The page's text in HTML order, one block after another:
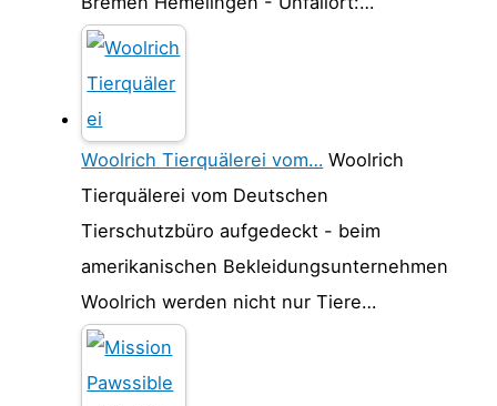
Woolrich Tierquälerei vom… Woolrich
Tierquälerei vom Deutschen
Tierschutzbüro aufgedeckt - beim
amerikanischen Bekleidungsunternehmen
Woolrich werden nicht nur Tiere…